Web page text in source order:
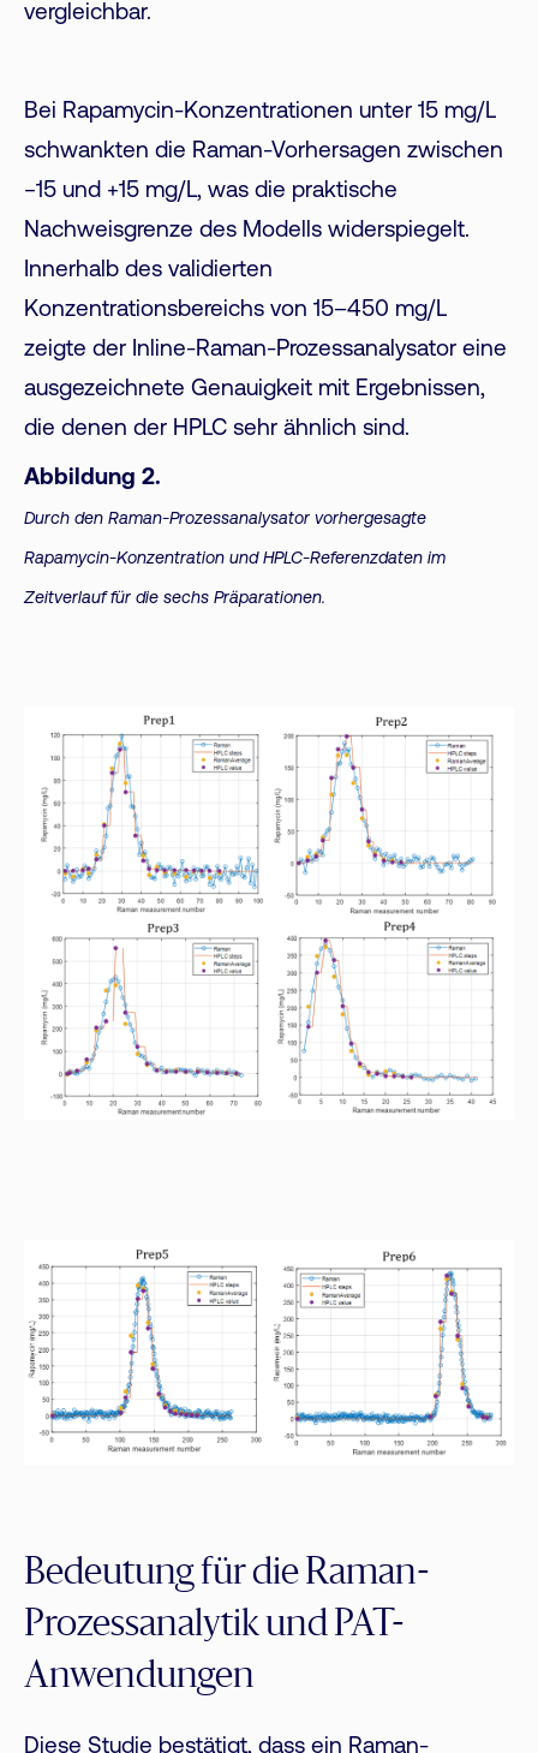
vergleichbar.
Bei Rapamycin-Konzentrationen unter 15 mg/L
schwankten die Raman-Vorhersagen zwischen
−15 und +15 mg/L, was die praktische
Nachweisgrenze des Modells widerspiegelt.
Innerhalb des validierten
Konzentrationsbereichs von 15–450 mg/L
zeigte der Inline-Raman-Prozessanalysator eine
ausgezeichnete Genauigkeit mit Ergebnissen,
die denen der HPLC sehr ähnlich sind.
Abbildung 2.
Durch den Raman-Prozessanalysator vorhergesagte
Rapamycin-Konzentration und HPLC-Referenzdaten im
Zeitverlauf für die sechs Präparationen.
Bedeutung für die Raman-
Prozessanalytik und PAT-
Anwendungen
Diese Studie bestätigt, dass ein Raman-